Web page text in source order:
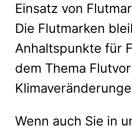
Einsatz von
Die Flutmarken
Anhaltspunkte für
dem Thema
Wenn auch Sie in